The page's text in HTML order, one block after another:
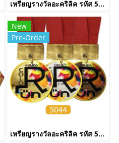
เหรียญรางวัลอะคริลิค รหัส 5043
New
Pre-Order
เหรียญรางวัลอะคริลิค รหัส 5044